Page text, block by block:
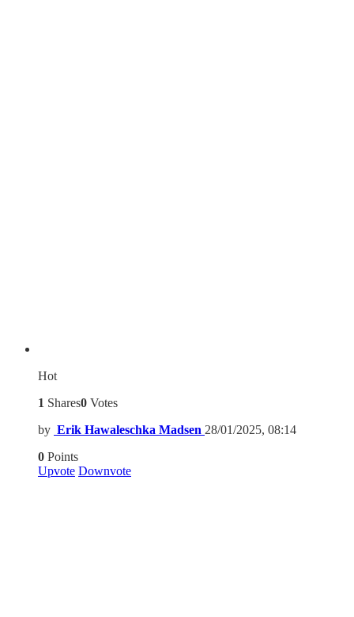
Hot
1 Shares0 Votes
by Erik Hawaleschka Madsen 28/01/2025, 08:14
0 Points
Upvote Downvote